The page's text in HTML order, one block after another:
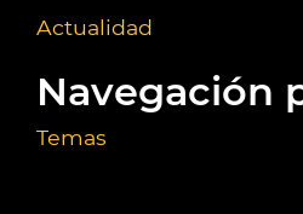
Actualidad
Navegación
Temas